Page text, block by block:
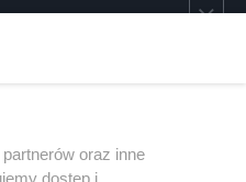
oraz inne
dostęp i